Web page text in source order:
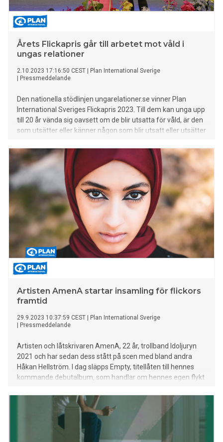
Årets Flickapris går till arbetet mot våld i
ungas relationer
2.10.2023 17:16:50 CEST
Plan International Sverige
Pressmeddelande
Den nationella stödlinjen ungarelationer.se vinner Plan
International Sveriges Flickapris 2023. Till dem kan unga upp
till 20 år vända sig oavsett om de blir utsatta för våld, är den
som utsätter eller känner någon som blir utsatt eller utsätter
Artisten AmenA startar insamling för flickors
framtid
29.9.2023 10:37:59 CEST
Plan International Sverige
Pressmeddelande
Artisten och låtskrivaren AmenA, 22 år, trollband Idoljuryn
2021 och har sedan dess stått på scen med bland andra
Håkan Hellström. I dag släpps Empty, titellåten till hennes
kommande debutalbum, som handlar om hennes egen flykt
insamling tillsammans med barnrättsorganisationen Plan
International Sverige.